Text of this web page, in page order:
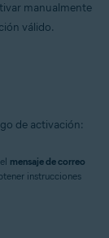
manualmente
válido.
de activación:
mensaje de correo
instrucciones